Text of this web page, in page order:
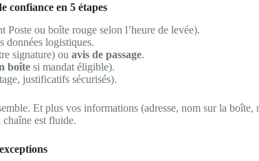
confiance en 5 étapes
Poste ou boîte rouge selon l’heure de levée).
données logistiques.
signature) ou avis de passage.
boîte si mandat éligible).
justificatifs sécurisés).
Et plus vos informations (adresse, nom sur la boîte,
chaîne est fluide.